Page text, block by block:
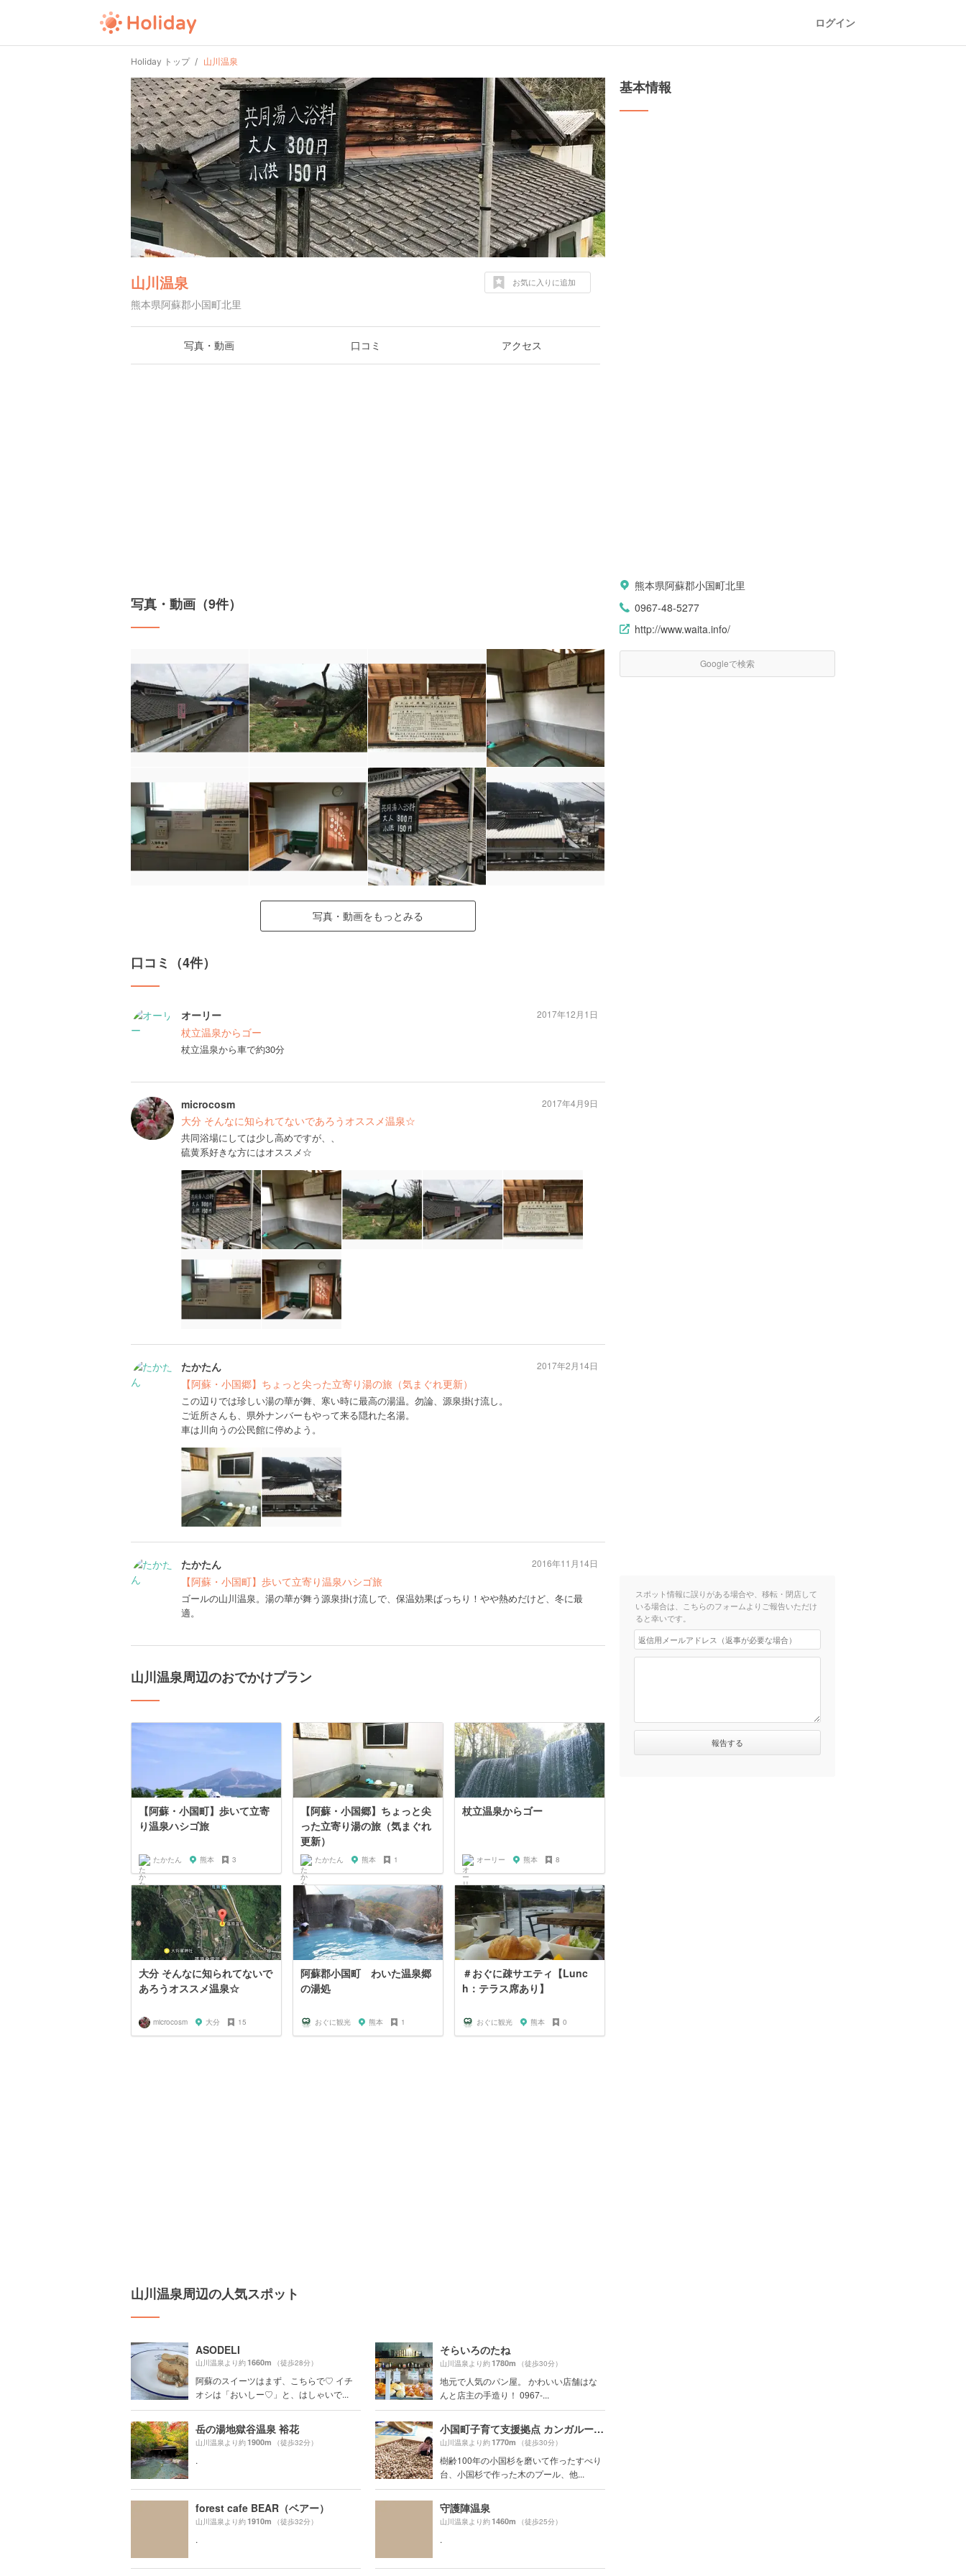
ログイン
Holiday トップ 山川温泉
山川温泉
熊本県阿蘇郡小国町北里
お気に入りに追加
写真・動画 口コミ アクセス
写真・動画（9件）
写真・動画をもっとみる
口コミ（4件）
オーリー
杖立温泉からゴー
杖立温泉から車で約30分
2017年12月1日
microcosm
大分 そんなに知られてないであろうオススメ温泉☆
共同浴場にしては少し高めですが、、
硫黄系好きな方にはオススメ☆
2017年4月9日
たかたん
【阿蘇・小国郷】ちょっと尖った立寄り湯の旅（気まぐれ更新）
この辺りでは珍しい湯の華が舞、寒い時に最高の湯温。勿論、源泉掛け流し。
ご近所さんも、県外ナンバーもやって来る隠れた名湯。
車は川向うの公民館に停めよう。
2017年2月14日
たかたん
【阿蘇・小国町】歩いて立寄り温泉ハシゴ旅
ゴールの山川温泉。湯の華が舞う源泉掛け流しで、保温効果ばっちり！やや熱めだけど、冬に最
適。
2016年11月14日
山川温泉周辺のおでかけプラン
【阿蘇・小国町】歩いて立寄
り温泉ハシゴ旅
たかたん 熊本 3
【阿蘇・小国郷】ちょっと尖
った立寄り湯の旅（気まぐれ
更新）
たかたん 熊本 1
杖立温泉からゴー
オーリー 熊本 8
大分 そんなに知られてないで
あろうオススメ温泉☆
microcosm 大分 15
阿蘇郡小国町 わいた温泉郷
の湯処
おぐに観光 熊本 1
＃おぐに疎サエティ【Lunc
h：テラス席あり】
おぐに観光 熊本 0
山川温泉周辺の人気スポット
ASODELI
山川温泉より約1660m （徒歩28分）
阿蘇のスイーツはまず、こちらで♡ イチ
オシは「おいしー♡」と、はしゃいで...
そらいろのたね
山川温泉より約1780m （徒歩30分）
地元で人気のパン屋。 かわいい店舗はな
んと店主の手造り！ 0967-...
岳の湯地獄谷温泉 裕花
山川温泉より約1900m （徒歩32分）
.
小国町子育て支援拠点 カンガルーのぽっけ
山川温泉より約1770m （徒歩30分）
樹齢100年の小国杉を磨いて作ったすべり
台、小国杉で作った木のプール、他...
forest cafe BEAR（ベアー）
山川温泉より約1910m （徒歩32分）
.
守護陣温泉
山川温泉より約1460m （徒歩25分）
.
基本情報
熊本県阿蘇郡小国町北里
0967-48-5277
http://www.waita.info/
Googleで検索
スポット情報に誤りがある場合や、移転・閉店して
いる場合は、こちらのフォームよりご報告いただけ
ると幸いです。